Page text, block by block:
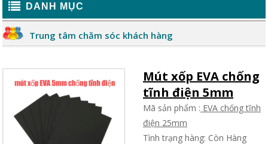
DANH MỤC
Trung tâm chăm sóc khách hàng
Mút xốp EVA chống
tĩnh điện 5mm
Mã sản phẩm : EVA chống tĩnh
điện 25mm
Tình trạng hàng: Còn Hàng